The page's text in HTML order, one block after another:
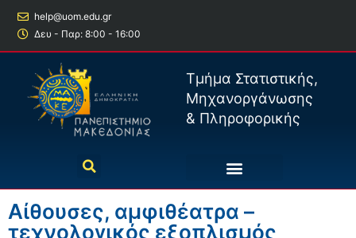
help@uom.edu.gr
Δευ - Παρ: 8:00 - 16:00
Τμήμα Στατιστικής,
Μηχανοργάνωσης
& Πληροφορικής
Αίθουσες, αμφιθέατρα –
τεχνολογικός εξοπλισμός